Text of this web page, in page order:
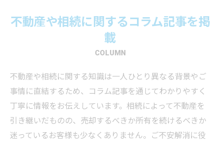
不動産や相続に関するコラム記事を掲
載
COLUMN
不動産や相続に関する知識は一人ひとり異なる背景やご
事情に直結するため、コラム記事を通じてわかりやすく
丁寧に情報をお伝えしています。相続によって不動産を
引き継いだものの、売却するべきか所有を続けるべきか
迷っているお客様も少なくありません。ご不安解消に役